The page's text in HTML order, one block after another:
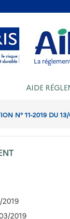
Aller au
La
AIDE
N° 11-2019 DU
2019